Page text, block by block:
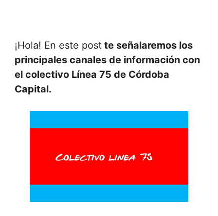
¡Hola! En este post te señalaremos los
principales canales de información con
el colectivo Línea 75 de Córdoba
Capital.